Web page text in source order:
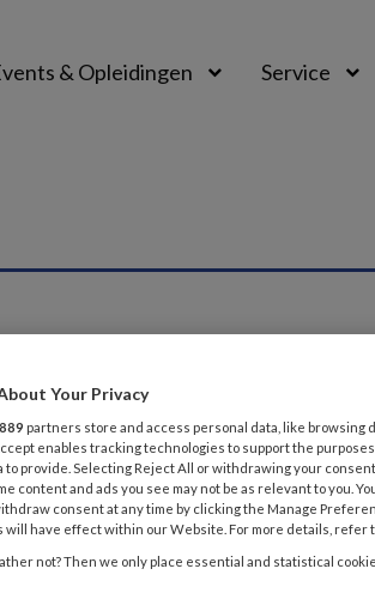
& Opleidingen Service
ACHTERGROND
test je kennis over Niet
mensen in ons land hebben te
kennis hierover? Check het met deze
Your Privacy
889 partners store and access personal data, like browsing
enables tracking technologies to support the
to provide. Selecting Reject All or withdrawing your
content and ads you see may not be as relevant to you.
consent at any time by clicking the Manage
will have effect within our Website. For more details, refer
not? Then we only place essential and statistical